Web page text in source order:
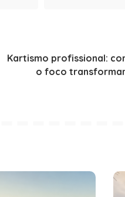
Kartismo profissional:
o foco